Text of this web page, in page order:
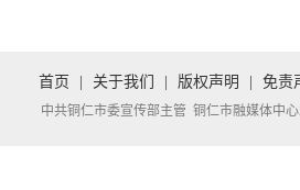
首页 关于我们 版权声明 免责
中共铜仁市委宣传部主管 铜仁市融媒体中心